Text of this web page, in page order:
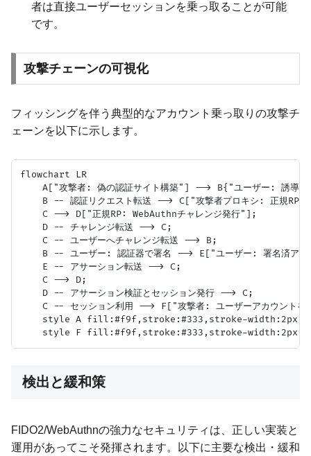
者は直接ユーザーセッションを乗っ取ることが可能
です。
攻撃チェーンの可視化
フィッシングを伴う典型的なアカウント乗っ取りの攻撃チ
ェーンを以下に示します。
flowchart LR
A["攻撃者: 偽の認証サイト構築"] --> B{"ユーザー: 誘導さ
B -- 認証リクエスト転送 --> C["攻撃者プロキシ: 正規RP
    C --> D["正規RP: WebAuthnチャレンジ発行"];
    D -- チャレンジ転送 --> C;
    C -- ユーザーへチャレンジ転送 --> B;
B -- ユーザー: 認証器で署名 --> E["ユーザー: 署名済アサ
    E -- アサーション転送 --> C;
    C --> D;
    D -- アサーション検証とセッション発行 --> C;
C -- セッション利用 --> F["攻撃者: ユーザーアカウントを
    style A fill:#f9f,stroke:#333,stroke-width:2px
検出と緩和策
FIDO2/WebAuthnの強力なセキュリティは、正しい実装と
運用があってこそ発揮されます。以下に主要な検出・緩和